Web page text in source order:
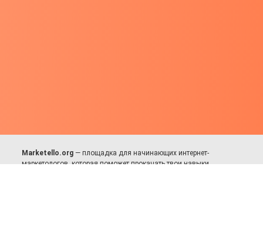
Marketello.org — площадка для начинающих интернет-
маркетологов, которая поможет прокачать твои навыки.